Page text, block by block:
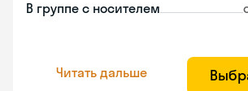
В группе с носителем
Читать дальше